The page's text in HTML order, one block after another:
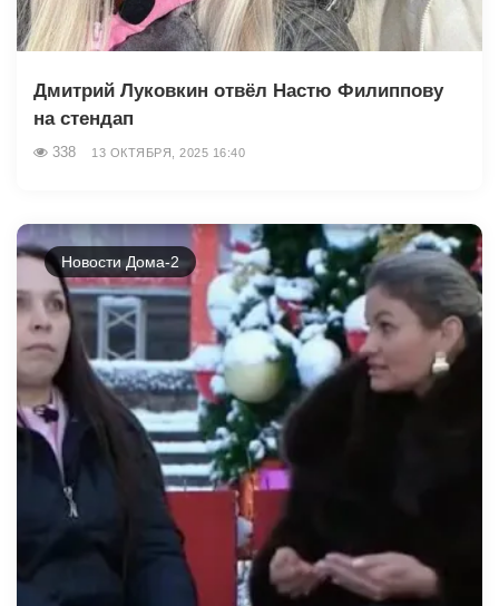
Дмитрий Луковкин отвёл Настю Филиппову
на стендап
338 13 ОКТЯБРЯ, 2025 16:40
Новости Дома-2